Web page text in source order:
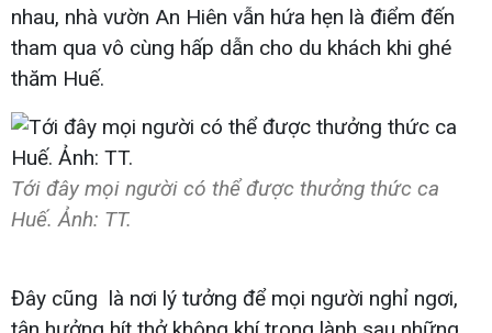
nhau, nhà vườn An Hiên vẫn hứa hẹn là điểm đến
tham qua vô cùng hấp dẫn cho du khách khi ghé
thăm Huế.
Tới đây mọi người có thể được thưởng thức ca
Huế. Ảnh: TT.
Đây cũng là nơi lý tưởng để mọi người nghỉ ngơi,